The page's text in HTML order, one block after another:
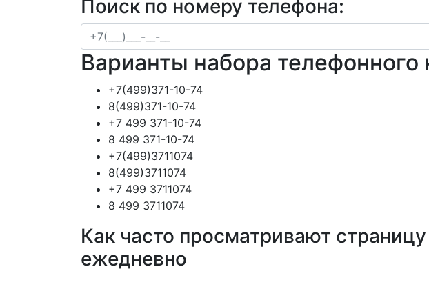
Поиск по номеру телефона:
Варианты набора телефонного
+7(499)371-10-74
8(499)371-10-74
+7 499 371-10-74
8 499 371-10-74
+7(499)3711074
8(499)3711074
+7 499 3711074
8 499 3711074
Как часто просматривают
ежедневно